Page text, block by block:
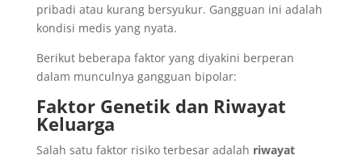
pribadi atau kurang bersyukur. Gangguan ini adalah
kondisi medis yang nyata.
Berikut beberapa faktor yang diyakini berperan
dalam munculnya gangguan bipolar:
Faktor Genetik dan Riwayat
Keluarga
Salah satu faktor risiko terbesar adalah riwayat